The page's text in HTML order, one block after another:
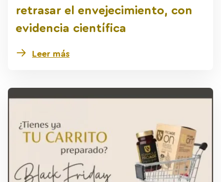
retrasar el envejecimiento, con
evidencia científica
Leer más